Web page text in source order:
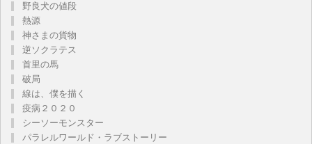
野良犬の値段
熱源
神さまの貨物
逆ソクラテス
首里の馬
破局
線は、僕を描く
疫病２０２０
シーソーモンスター
パラレルワールド・ラブストーリー